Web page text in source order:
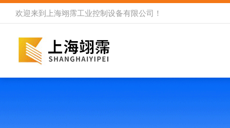
欢迎来到 上海翊霈工业控制设备有限公司 ！